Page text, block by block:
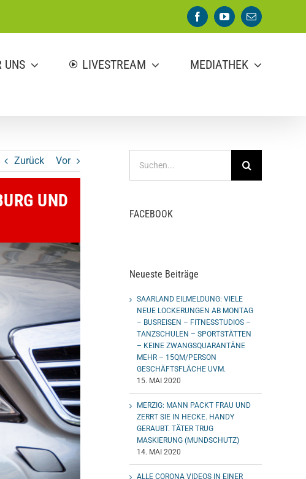
FacebookYouTube
E-
Mail
UNS LIVESTREAM MEDIATHEK
Zurück Vor
UND
nach:
FACEBOOK
Neueste Beiträge
SAARLAND EILMELDUNG: VIELE
NEUE LOCKERUNGEN AB MONTAG
– BUSREISEN – FITNESSTUDIOS –
TANZSCHULEN – SPORTSTÄTTEN
– KEINE ZWANGSQUARANTÄNE
MEHR – 15QM/PERSON
GESCHÄFTSFLÄCHE UVM.
15. MAI 2020
MERZIG: MANN PACKT FRAU UND
ZERRT SIE IN HECKE. HANDY
GERAUBT. TÄTER TRUG
MASKIERUNG (MUNDSCHUTZ)
14. MAI 2020
ALLE CORONA VIDEOS IN EINER